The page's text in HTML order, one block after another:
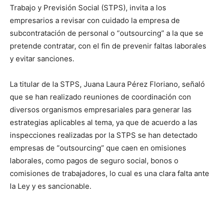
Trabajo y Previsión Social (STPS), invita a los
empresarios a revisar con cuidado la empresa de
subcontratación de personal o “outsourcing” a la que se
pretende contratar, con el fin de prevenir faltas laborales
y evitar sanciones.
La titular de la STPS, Juana Laura Pérez Floriano, señaló
que se han realizado reuniones de coordinación con
diversos organismos empresariales para generar las
estrategias aplicables al tema, ya que de acuerdo a las
inspecciones realizadas por la STPS se han detectado
empresas de “outsourcing” que caen en omisiones
laborales, como pagos de seguro social, bonos o
comisiones de trabajadores, lo cual es una clara falta ante
la Ley y es sancionable.